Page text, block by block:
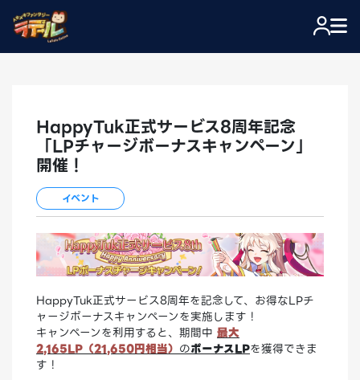
HappyTuk正式サービス8周年記念
「LPチャージボーナスキャンペーン」
開催！
イベント
HappyTuk正式サービス8周年を記念して、お得なLPチ
ャージボーナスキャンペーンを実施します！
キャンペーンを利用すると、期間中 最大
2,165LP（21,650円相当） のボーナスLPを獲得できま
す！